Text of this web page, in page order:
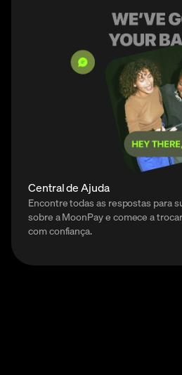
Central de Ajuda
Encontre todas as respostas para
sobre a MoonPay e comece a
com confiança.